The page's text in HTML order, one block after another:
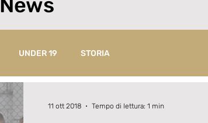
UNDER 19 STORIA
11 ott 2018 Tempo di lettura: 1 min